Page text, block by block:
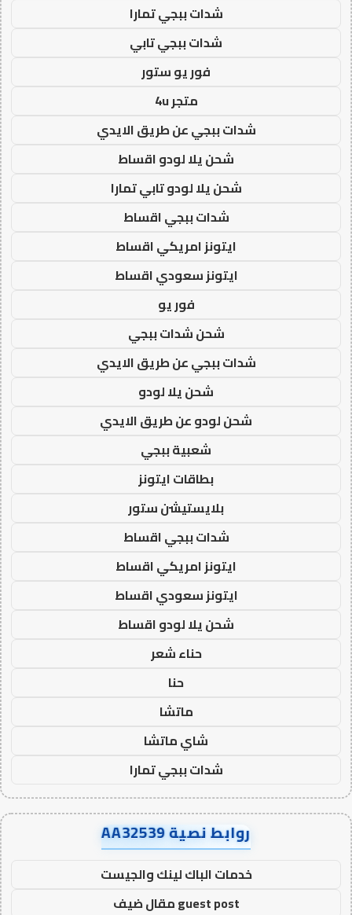
شدات ببجي تمارا
شدات ببجي تابي
فور يو ستور
متجر 4u
شدات ببجي عن طريق الايدي
شحن يلا لودو اقساط
شحن يلا لودو تابي تمارا
شدات ببجي اقساط
ايتونز امريكي اقساط
ايتونز سعودي اقساط
فور يو
شحن شدات ببجي
شدات ببجي عن طريق الايدي
شحن يلا لودو
شحن لودو عن طريق الايدي
شعبية ببجي
بطاقات ايتونز
بلايستيشن ستور
شدات ببجي اقساط
ايتونز امريكي اقساط
ايتونز سعودي اقساط
شحن يلا لودو اقساط
حناء شعر
حنا
ماتشا
شاي ماتشا
شدات ببجي تمارا
روابط نصية AA32539
خدمات الباك لينك والجيست
guest post مقال ضيف